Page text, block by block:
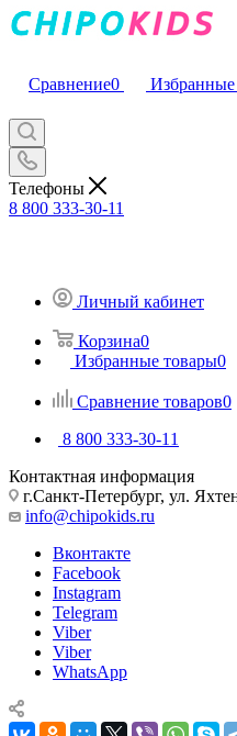
Сравнение0
Телефоны
8 800 333-30-11
Личный кабинет
Корзина0
Избранные товары0
Сравнение товаров0
8 800 333-30-11
Контактная информация
г.Санкт-Петербург, ул.
info@chipokids.ru
Вконтакте
Facebook
Instagram
Telegram
Viber
Viber
WhatsApp